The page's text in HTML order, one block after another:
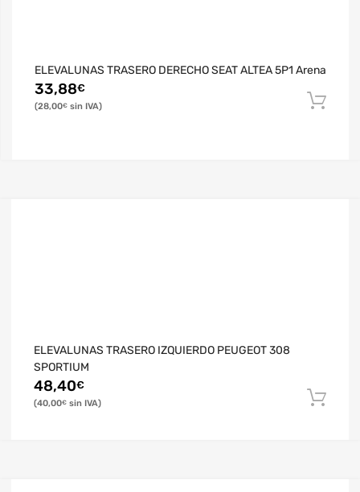
ELEVALUNAS TRASERO DERECHO SEAT ALTEA 5P1 Arena
33,88€
28,00€
ELEVALUNAS TRASERO IZQUIERDO PEUGEOT 308
SPORTIUM
48,40€
40,00€